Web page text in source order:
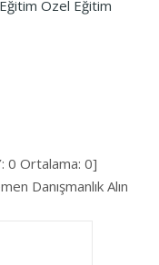
Özel Eğitim
0 Ortalama: 0]
Danışmanlık Alın